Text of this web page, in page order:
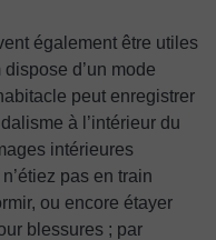
également être utiles
d’un mode
peut enregistrer
à l’intérieur du
intérieures
pas en train
ou encore étayer
blessures ; par